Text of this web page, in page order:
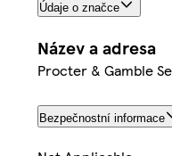
Údaje o značce
Název a adresa
Procter & Gamble
Bezpečnostní informace